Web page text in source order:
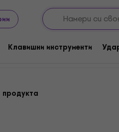
Клавишни инструменти
микрофони
продукта